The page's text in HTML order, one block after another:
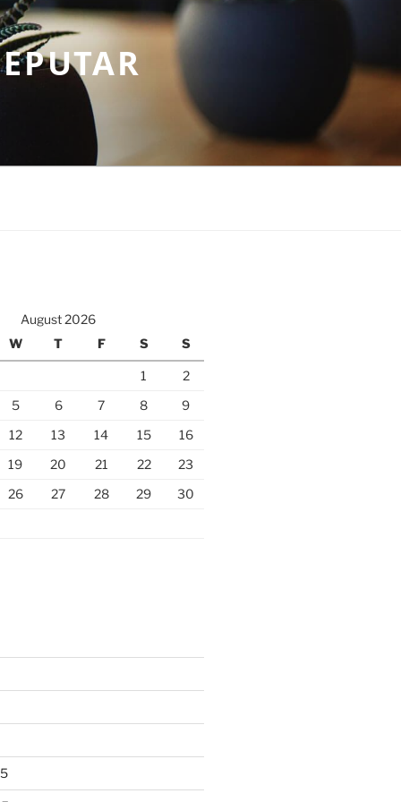
August 2026
W T F S S
1
2
5 6 7 8
9
12 13 14 15
16
19 20 21 22
23
26 27 28 29
30